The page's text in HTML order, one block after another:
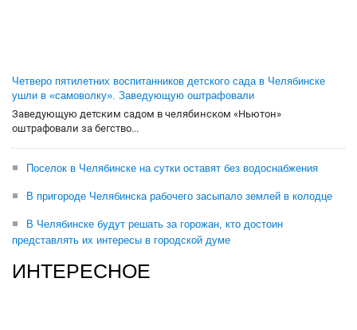
Четверо пятилетних воспитанников детского сада в Челябинске
ушли в «самоволку». Заведующую оштрафовали
Заведующую детским садом в челябинском «Ньютон»
оштрафовали за бегство...
Поселок в Челябинске на сутки оставят без водоснабжения
В пригороде Челябинска рабочего засыпало землей в колодце
В Челябинске будут решать за горожан, кто достоин
представлять их интересы в городской думе
ИНТЕРЕСНОЕ